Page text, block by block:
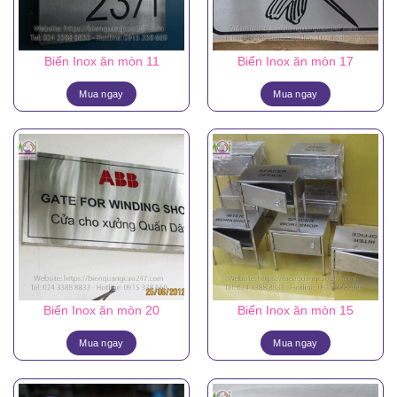
Biển Inox ăn mòn 11
Mua ngay
Biển Inox ăn mòn 17
Mua ngay
Biển Inox ăn mòn 20
Mua ngay
Biển Inox ăn mòn 15
Mua ngay